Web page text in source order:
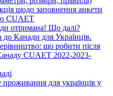
щодо заповнення анкети
CUAET
отримана! Що далі?
до Канади для Українців.
що робити після
CUAET 2022-2023-
проживання для українців у